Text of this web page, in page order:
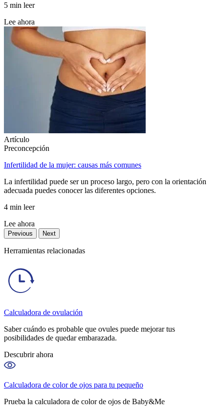
5 min leer
Lee ahora
Artículo
Preconcepción
Infertilidad de la mujer: causas más comunes
La infertilidad puede ser un proceso largo, pero con la orientación
adecuada puedes conocer las diferentes opciones.
4 min leer
Lee ahora
Previous Next
Herramientas relacionadas
Calculadora de ovulación
Saber cuándo es probable que ovules puede mejorar tus
posibilidades de quedar embarazada.
Descubrir ahora
Calculadora de color de ojos para tu pequeño
Prueba la calculadora de color de ojos de Baby&Me